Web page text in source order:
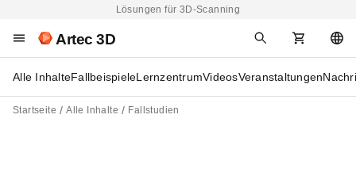
Lösungen für 3D-Scanning
Artec 3D
Alle InhalteFallbeispieleLernzentrumVideosVeranstaltungen
Startseite Alle Inhalte Fallstudien